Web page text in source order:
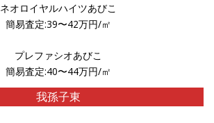
ネオロイヤルハイツあびこ
簡易査定:39〜42万円/㎡
プレファシオあびこ
簡易査定:40〜44万円/㎡
我孫子東